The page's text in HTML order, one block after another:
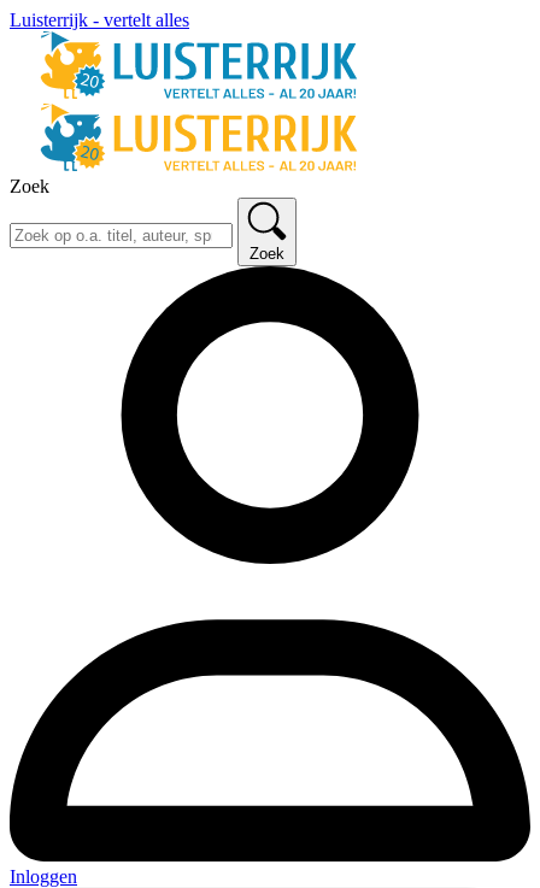
Luisterrijk - vertelt alles
Zoek
Zoek
Inloggen